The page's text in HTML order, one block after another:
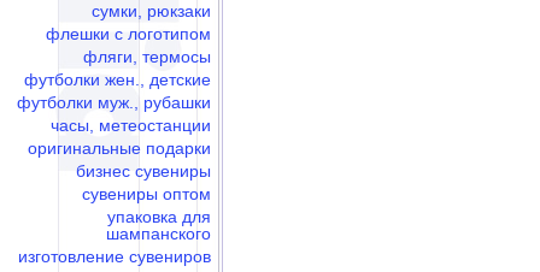
сумки, рюкзаки
флешки c логотипом
фляги, термосы
футболки жен., детские
футболки муж., рубашки
часы, метеостанции
оригинальные подарки
бизнес сувениры
сувениры оптом
упаковка для
шампанского
изготовление сувениров